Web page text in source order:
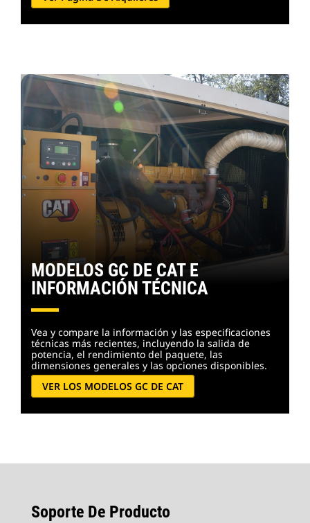
MODELOS GC DE CAT E
INFORMACIÓN TÉCNICA
Vea y compare la información y las especificaciones
técnicas más recientes, incluyendo la salida de
potencia, el rendimiento del paquete, las
dimensiones generales y las opciones disponibles.
VER LOS MODELOS GC DE CAT
Soporte De Producto